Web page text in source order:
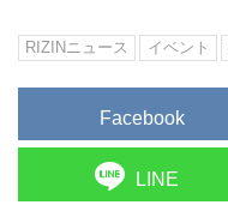
RIZINニュース イベント
Facebook
LINE